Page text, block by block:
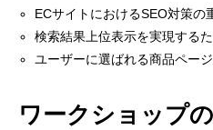
ECサイトにおけるSEO対策の
検索結果上位表示を実現する
ユーザーに選ばれる商品ペー
ワークショップ
学べる内容
ワークショップのポイント
■ スケジュール（予定）